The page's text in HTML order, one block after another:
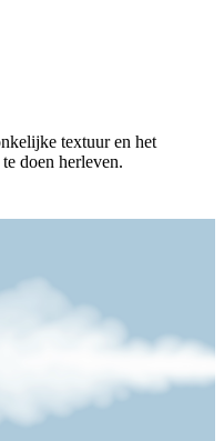
textuur en het
doen herleven.